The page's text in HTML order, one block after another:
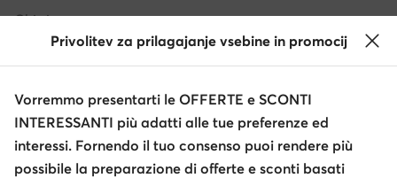
Chi siamo
Informazioni
Privolitev za prilagajanje vsebine in promocij
Vorremmo presentarti le OFFERTE e SCONTI
INTERESSANTI più adatti alle tue preferenze ed
interessi. Fornendo il tuo consenso puoi rendere più
possibile la preparazione di offerte e sconti basati